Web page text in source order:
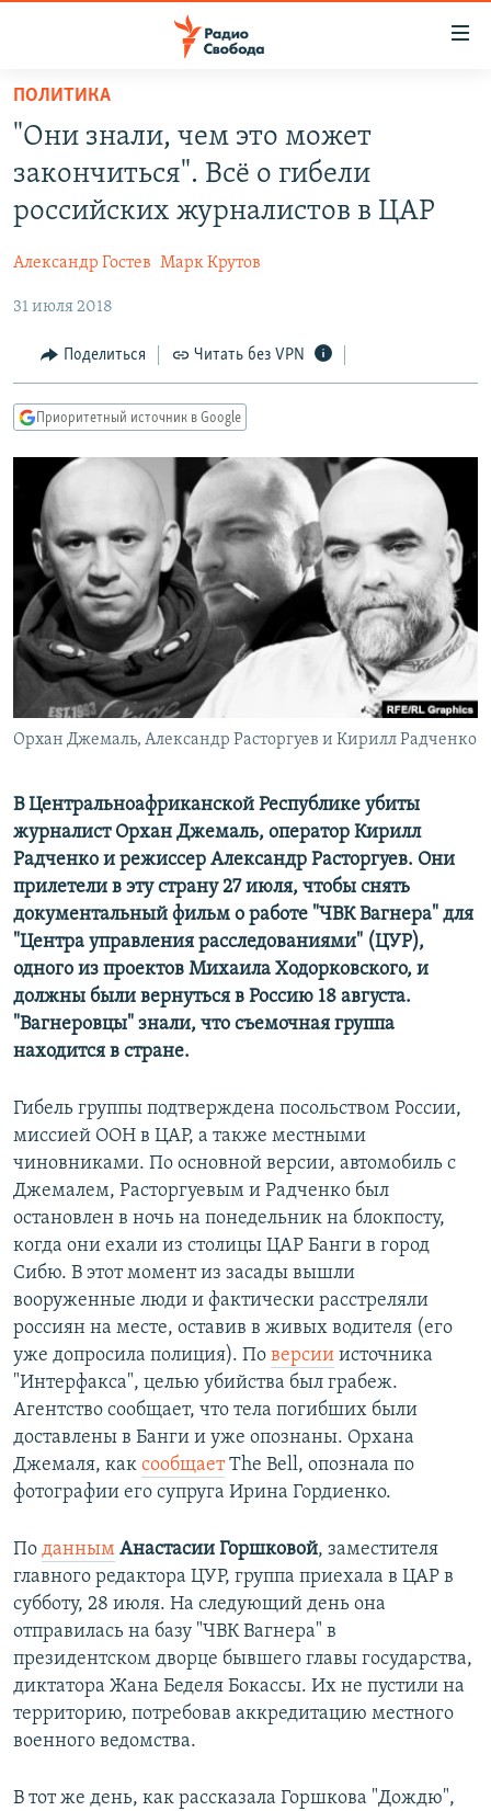
упрощенного
доступа
основному
Вернутся
навигации
Вернутся
поиску
ПРОГРАММЫ
АВТОРСКИЕ ПРОЕКТЫ
МНЕНИЯ
КУЛЬТУРА
IDEL.РЕАЛИИ
СЕВЕР.РЕАЛИИ
СИБИРЬ.РЕАЛИИ
РАСПИСАНИЕ ВЕЩАНИЯ
ПОДПИШИТЕСЬ НА РАССЫЛКУ
СОЦИАЛЬНЫЕ СЕТИ
ПОЛИТИКА
"Они знали, чем это может
закончиться". Всё о гибели
российских журналистов в ЦАР
Александр Гостев Марк Крутов
31 июля 2018
Поделиться Читать без VPN
Приоритетный источник в Google
Орхан Джемаль, Александр Расторгуев и Кирилл Радченко
В Центральноафриканской Республике убиты
журналист Орхан Джемаль, оператор Кирилл
Радченко и режиссер Александр Расторгуев. Они
прилетели в эту страну 27 июля, чтобы снять
документальный фильм о работе "ЧВК Вагнера" для
"Центра управления расследованиями" (ЦУР),
одного из проектов Михаила Ходорковского, и
должны были вернуться в Россию 18 августа.
"Вагнеровцы" знали, что съемочная группа
находится в стране.
Гибель группы подтверждена посольством России,
миссией ООН в ЦАР, а также местными
чиновниками. По основной версии, автомобиль с
Джемалем, Расторгуевым и Радченко был
остановлен в ночь на понедельник на блокпосту,
когда они ехали из столицы ЦАР Банги в город
Сибю. В этот момент из засады вышли
вооруженные люди и фактически расстреляли
россиян на месте, оставив в живых водителя (его
уже допросила полиция). ​По версии источника
"Интерфакса", целью убийства был грабеж.
Агентство сообщает, что тела погибших были
доставлены в Банги и уже опознаны. Орхана
Джемаля, как сообщаетThe Bell, опознала по
фотографии его супруга Ирина Гордиенко.
По данным Анастасии Горшковой, заместителя
главного редактора ЦУР, группа приехала в ЦАР в
субботу, 28 июля. На следующий день она
отправилась на базу "ЧВК Вагнера" в
президентском дворце бывшего главы государства,
диктатора Жана Беделя Бокассы. Их не пустили на
территорию, потребовав аккредитацию местного
военного ведомства.
В тот же день, как рассказала Горшкова "Дождю",